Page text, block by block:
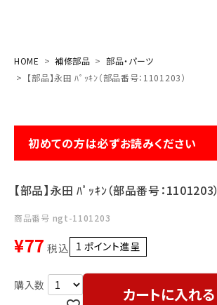
農業機械
作業用品
レンタル
ブログ
利用ガイド
HOME 補修部品
部品・パーツ
【部品】永田 ﾊﾟｯｷﾝ（部品番号：1101203）
初めての方は必ずお読みください
【部品】永田 ﾊﾟｯｷﾝ（部品番号：1101203）
商品番号 ngt-1101203
¥77 税込 1 ポイント進呈 ]
カートに入れる